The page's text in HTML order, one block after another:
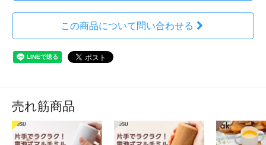
この商品について問い合わせる
売れ筋商品